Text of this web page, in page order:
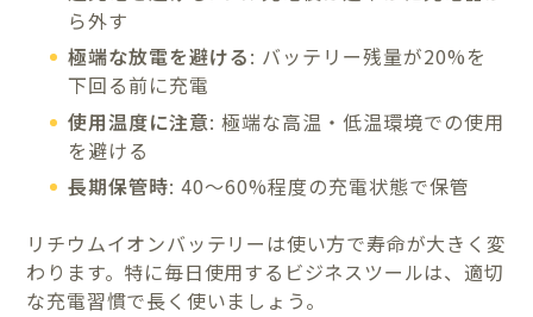
ら外す
極端な放電を避ける: バッテリー残量が20%を
下回る前に充電
使用温度に注意: 極端な高温・低温環境での使用
を避ける
長期保管時: 40〜60%程度の充電状態で保管
リチウムイオンバッテリーは使い方で寿命が大きく変
わります。特に毎日使用するビジネスツールは、適切
な充電習慣で長く使いましょう。